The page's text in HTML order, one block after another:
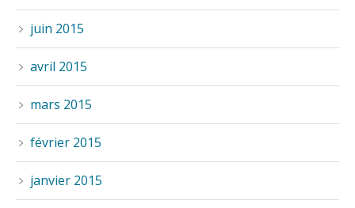
juin 2015
avril 2015
mars 2015
février 2015
janvier 2015